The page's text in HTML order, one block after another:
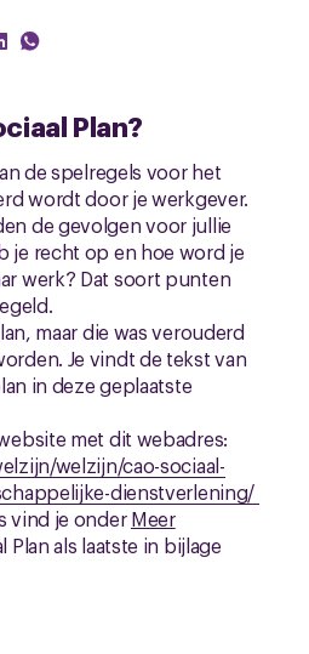
Plan?
de spelregels voor het
wordt door je werkgever.
de gevolgen voor jullie
je recht op en hoe word je
werk? Dat soort punten
maar die was verouderd
Je vindt de tekst van
in deze geplaatste
met dit webadres:
welzijn/cao-sociaal-
dienstverlening/
vind je onderMeer
Plan als laatste in bijlage